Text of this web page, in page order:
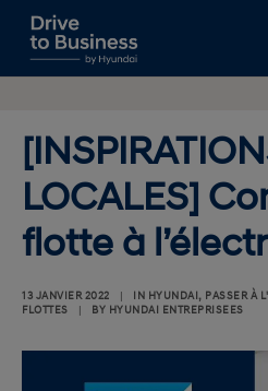
FISCALITÉ
FINANCEMENT
NOUVELLES MOBILITÉS
BIEN CHOISIR
RECHERCHE
LOCALES]
flotte à
13 JANVIER 2022 IN HYUNDAI , PASSER À
FLOTTES
BY HYUNDAI ENTREPRISEES